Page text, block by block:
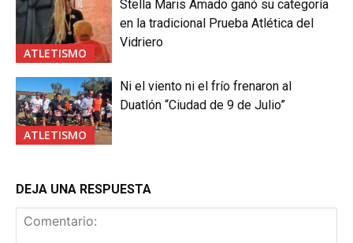
ATLETISMO
Stella Maris Amado ganó su categoría
en la tradicional Prueba Atlética del
Vidriero
ATLETISMO
Ni el viento ni el frío frenaron al
Duatlón “Ciudad de 9 de Julio”
DEJA UNA RESPUESTA